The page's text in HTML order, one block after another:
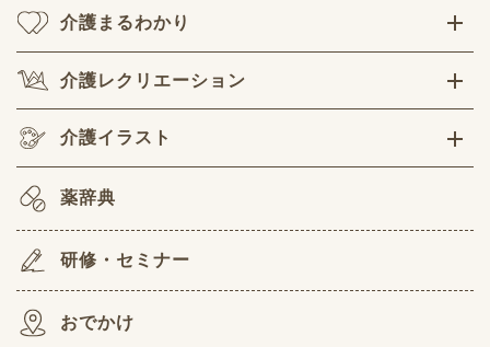
介護まるわかり
介護レクリエーション
介護イラスト
薬辞典
研修・セミナー
おでかけ